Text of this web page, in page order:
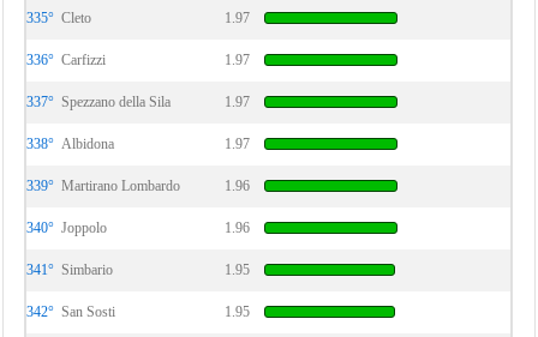
335° Cleto 1.97
336° Carfizzi 1.97
337° Spezzano della Sila 1.97
338° Albidona 1.97
339° Martirano Lombardo 1.96
340° Joppolo 1.96
341° Simbario 1.95
342° San Sosti 1.95